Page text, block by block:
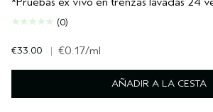
(0)
€33.00 | €0.17/ml
AÑADIR A LA CESTA